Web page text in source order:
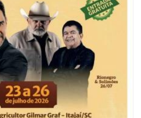
para HIV, sífilis e hepatites nesta quinta (6) e